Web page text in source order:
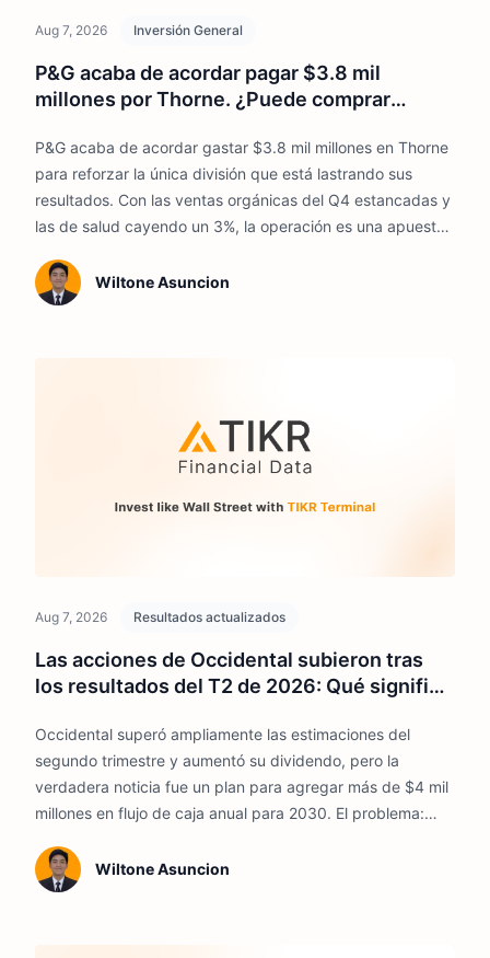
Aug 7, 2026 Inversión General
P&G acaba de acordar pagar $3.8 mil
millones por Thorne. ¿Puede comprar
P&G acaba de acordar gastar $3.8 mil millones en Thorne
para reforzar la única división que está lastrando sus
resultados. Con las ventas orgánicas del Q4 estancadas y
las de salud cayendo un 3%, la operación es una apuesta
negocio principal no puede.
Wiltone Asuncion
Aug 7, 2026 Resultados actualizados
Las acciones de Occidental subieron tras
los resultados del T2 de 2026: Qué significa
millones para los inversores
Occidental superó ampliamente las estimaciones del
segundo trimestre y aumentó su dividendo, pero la
verdadera noticia fue un plan para agregar más de $4 mil
millones en flujo de caja anual para 2030. El problema:
cerca de su valor justo.
Wiltone Asuncion